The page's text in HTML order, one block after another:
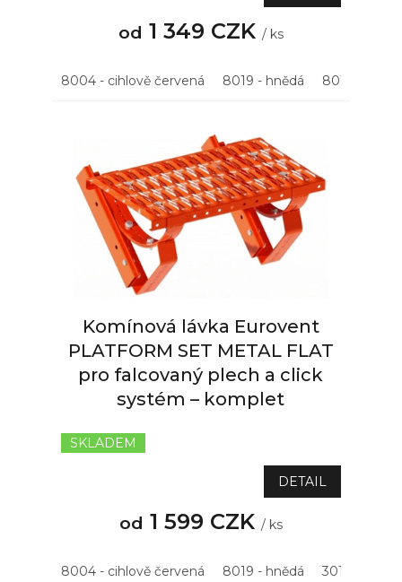
od 1 349 CZK / ks
8004 - cihlově červená 8019 - hnědá 8015 -
Komínová lávka Eurovent
PLATFORM SET METAL FLAT
pro falcovaný plech a click
systém – komplet
SKLADEM
od 1 599 CZK / ks
DETAIL
8004 - cihlově červená 8019 - hnědá 3011 -